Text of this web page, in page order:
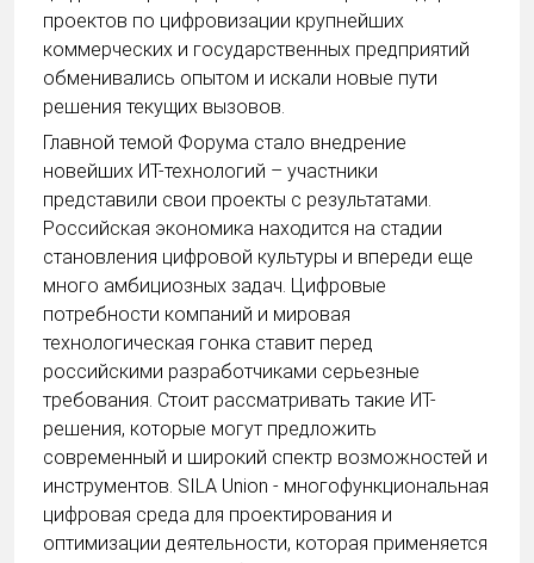
проектов по цифровизации крупнейших
коммерческих и государственных предприятий
обменивались опытом и искали новые пути
решения текущих вызовов.
Главной темой Форума стало внедрение
новейших ИТ-технологий – участники
представили свои проекты с результатами.
Российская экономика находится на стадии
становления цифровой культуры и впереди еще
много амбициозных задач. Цифровые
потребности компаний и мировая
технологическая гонка ставит перед
российскими разработчиками серьезные
требования. Стоит рассматривать такие ИТ-
решения, которые могут предложить
современный и широкий спектр возможностей и
инструментов. SILA Union - многофункциональная
цифровая среда для проектирования и
оптимизации деятельности, которая применяется